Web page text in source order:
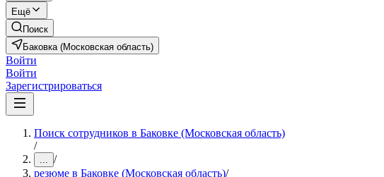
Ещё
Поиск
Баковка (Московская область)
Войти
Войти
Зарегистрироваться
Поиск сотрудников в Баковке (Московская область)
/
... /
резюме в Баковке (Московская область)/